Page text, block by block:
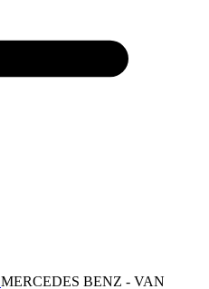
MERCEDES BENZ - VAN